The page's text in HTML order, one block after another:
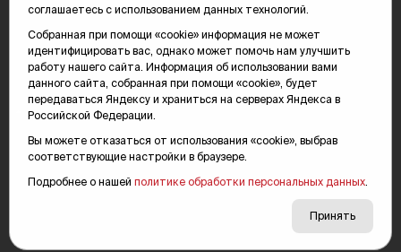
По вопросам рекламы:
(3452) 68-89-78
kotovaev@sibinformburo.ru
mim@vsluh.ru
16+
соглашаетесь с использованием данных технологий.
Собранная при помощи «cookie» информация не может
идентифицировать вас, однако может помочь нам улучшить
работу нашего сайта. Информация об использовании вами
данного сайта, собранная при помощи «cookie», будет
передаваться Яндексу и храниться на серверах Яндекса в
Российской Федерации.
Вы можете отказаться от использования «cookie», выбрав
соответствующие настройки в браузере.
Подробнее о нашей политике обработки персональных данных
Принять